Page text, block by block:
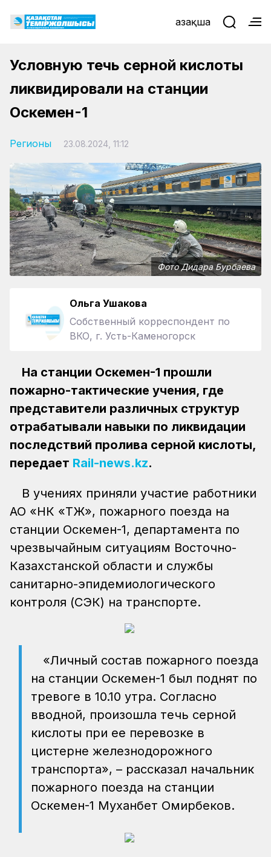
Қазақша
Условную течь серной кислоты
ликвидировали на станции
Оскемен-1
Регионы 23.08.2024, 11:12
Фото Дидара Бурбаева
Ольга Ушакова
Собственный корреспондент по
ВКО, г. Усть-Каменогорск
На станции Оскемен-1 прошли
пожарно-тактические учения, где
представители различных структур
отрабатывали навыки по ликвидации
последствий пролива серной кислоты,
передает Rail-news.kz.
В учениях приняли участие работники
АО «НК «ҚТЖ», пожарного поезда на
станции Оскемен-1, департамента по
чрезвычайным ситуациям Восточно-
Казахстанской области и службы
санитарно-эпидемиологического
контроля (СЭК) на транспорте.
«Личный состав пожарного поезда
на станции Оскемен-1 был поднят по
тревоге в 10.10 утра. Согласно
вводной, произошла течь серной
кислоты при ее перевозке в
цистерне железнодорожного
транспорта», – рассказал начальник
пожарного поезда на станции
Оскемен-1 Муханбет Омирбеков.